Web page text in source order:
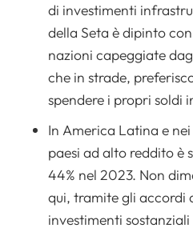
di investimenti
della Seta è dipinto
nazioni capeggiate
che in strade,
spendere i propri soldi
In America Latina e
paesi ad alto reddito è
44% nel 2023. Non
qui, tramite gli accordi
investimenti